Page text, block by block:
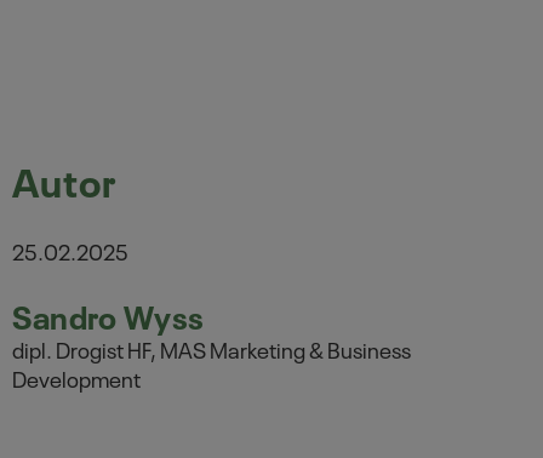
Autor
25.02.2025
Sandro Wyss
dipl. Drogist HF, MAS Marketing & Business
Development